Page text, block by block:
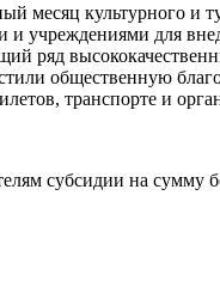
месяц культурного и
и учреждениями для
ряд
общественную
транспорте и
субсидии на